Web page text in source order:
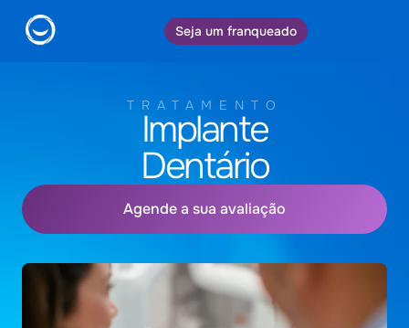
Seja um franqueado
TRATAMENTO
Implante
Dentário
Agende a sua avaliação